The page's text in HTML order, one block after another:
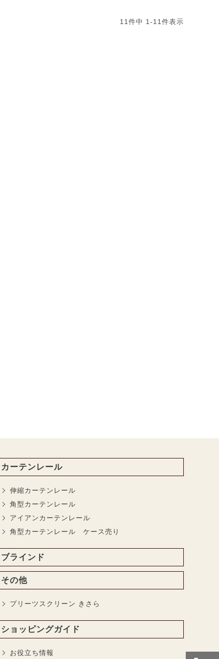
11 件中 1 -11 件表示
カーテンレール
伸縮カーテンレール
角型カーテンレール
アイアンカーテンレール
角型カーテンレール ケース売り
ブラインド
その他
プリーツスクリーン きさら
ショッピングガイド
お役立ち情報